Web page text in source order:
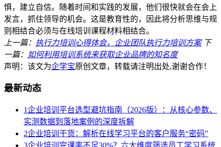
惧，建立自信。随着时间和实践的发展，他们很快就会在会上
发言，抓住领导的机会。这是教育性的，因此将分析思维与规
则相结合必须与在线培训课程材料相结合。
上一篇： 执行力培训心得体会，企业团队执行力培训方案 下
一篇： 如何利用培训系统来获取企业品牌的知名度
声明：该文为企学宝原创文章，转载请注明出处,谢谢合作！
最新动态
1企业培训平台选型避坑指南（2026版）：从核心参数、
实测数据到落地案例的深度拆解
2企业培训干货：解析在线学习平台的客户服务“密码”